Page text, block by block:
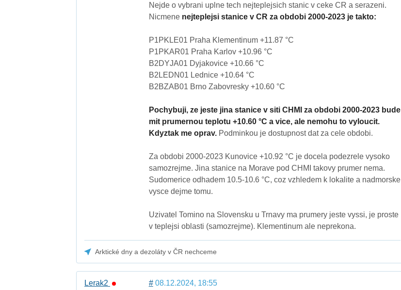
Nejde o vybrani uplne tech nejteplejsich stanic v ceke CR a serazeni.
Nicmene nejteplejsi stanice v CR za obdobi 2000-2023 je takto:
P1PKLE01 Praha Klementinum +11.87 °C
P1PKAR01 Praha Karlov +10.96 °C
B2DYJA01 Dyjakovice +10.66 °C
B2LEDN01 Lednice +10.64 °C
B2BZAB01 Brno Zabovresky +10.60 °C
Pochybuji, ze jeste jina stanice v siti CHMI za obdobi 2000-2023 bude
mit prumernou teplotu +10.60 °C a vice, ale nemohu to vyloucit.
Kdyztak me oprav.Podminkou je dostupnost dat za cele obdobi.
Za obdobi 2000-2023 Kunovice +10.92 °C je docela podezrele vysoko
samozrejme. Jina stanice na Morave pod CHMI takovy prumer nema.
Sudomerice odhadem 10.5-10.6 °C, coz vzhledem k lokalite a nadmorske
vysce dejme tomu.
Uzivatel Tomino na Slovensku u Trnavy ma prumery jeste vyssi, je proste
v teplejsi oblasti (samozrejme). Klementinum ale neprekona.
Arktické dny a dezoláty v ČR nechceme
Lerak2 #08.12.2024, 18:55